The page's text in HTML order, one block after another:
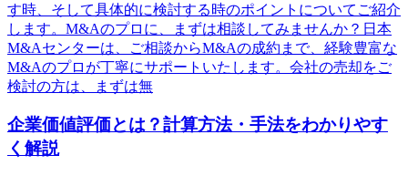
す時、そして具体的に検討する時のポイントについてご紹介
します。M&Aのプロに、まずは相談してみませんか？日本
M&Aセンターは、ご相談からM&Aの成約まで、経験豊富な
M&Aのプロが丁寧にサポートいたします。会社の売却をご
検討の方は、まずは無
企業価値評価とは？計算方法・手法をわかりやす
く解説